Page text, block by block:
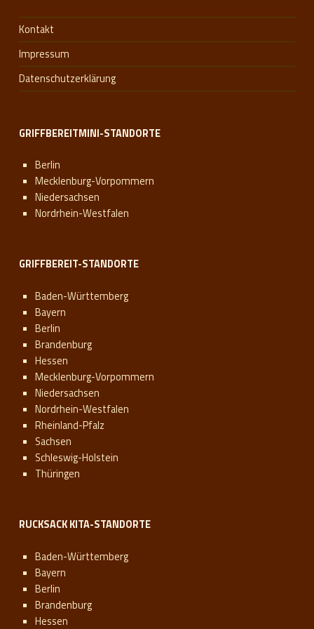
Kontakt
Impressum
Datenschutzerklärung
GRIFFBEREITMINI-STANDORTE
Berlin
Mecklenburg-Vorpommern
Niedersachsen
Nordrhein-Westfalen
GRIFFBEREIT-STANDORTE
Baden-Württemberg
Bayern
Berlin
Brandenburg
Hessen
Mecklenburg-Vorpommern
Niedersachsen
Nordrhein-Westfalen
Rheinland-Pfalz
Sachsen
Schleswig-Holstein
Thüringen
RUCKSACK KITA-STANDORTE
Baden-Württemberg
Bayern
Berlin
Brandenburg
Hessen